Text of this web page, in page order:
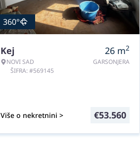
360°
Kej
NOVI SAD
ŠIFRA: #569145
26 m2
GARSONJERA
Više o nekretnini > €53.560